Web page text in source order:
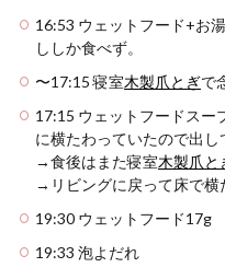
16:53 ウェットフード+お
ししか食べず。
〜17:15 寝室木製爪とぎで
17:15 ウェットフードスー
に横たわっていたので出し
→食後はまた寝室木製爪と
→リビングに戻って床で横
19:30 ウェットフード17g
19:33 泡よだれ